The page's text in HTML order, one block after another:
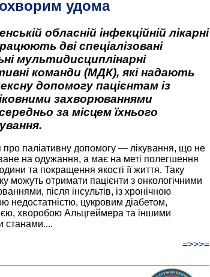
удома
обласній інфекційній лікарні
дві спеціалізовані
мультидисциплінарні
команди (МДК), які надають
допомогу пацієнтам із
захворюваннями
за місцем їхнього
про паліативну допомогу — лікування, що не
на одужання, а має на меті полегшення
та покращення якості її життя. Таку
можуть отримати пацієнти з онкологічними
після інсультів, із хронічною
недостатністю, цукровим діабетом,
хворобою Альцгеймера та іншими
станами....
=>>>=